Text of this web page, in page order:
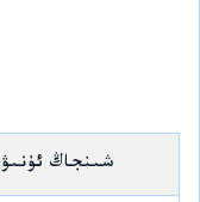
شىنجاڭ